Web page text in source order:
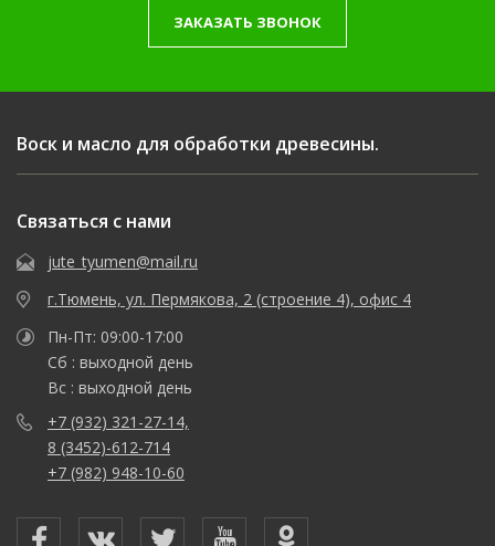
ЗАКАЗАТЬ ЗВОНОК
Воск и масло для обработки древесины.
Связаться с нами
jute_tyumen@mail.ru
г.Тюмень, ул. Пермякова, 2 (строение 4), офис 4
Пн-Пт: 09:00-17:00
Сб : выходной день
Вс : выходной день
+7 (932) 321-27-14,
8 (3452)-612-714
+7 (982) 948-10-60